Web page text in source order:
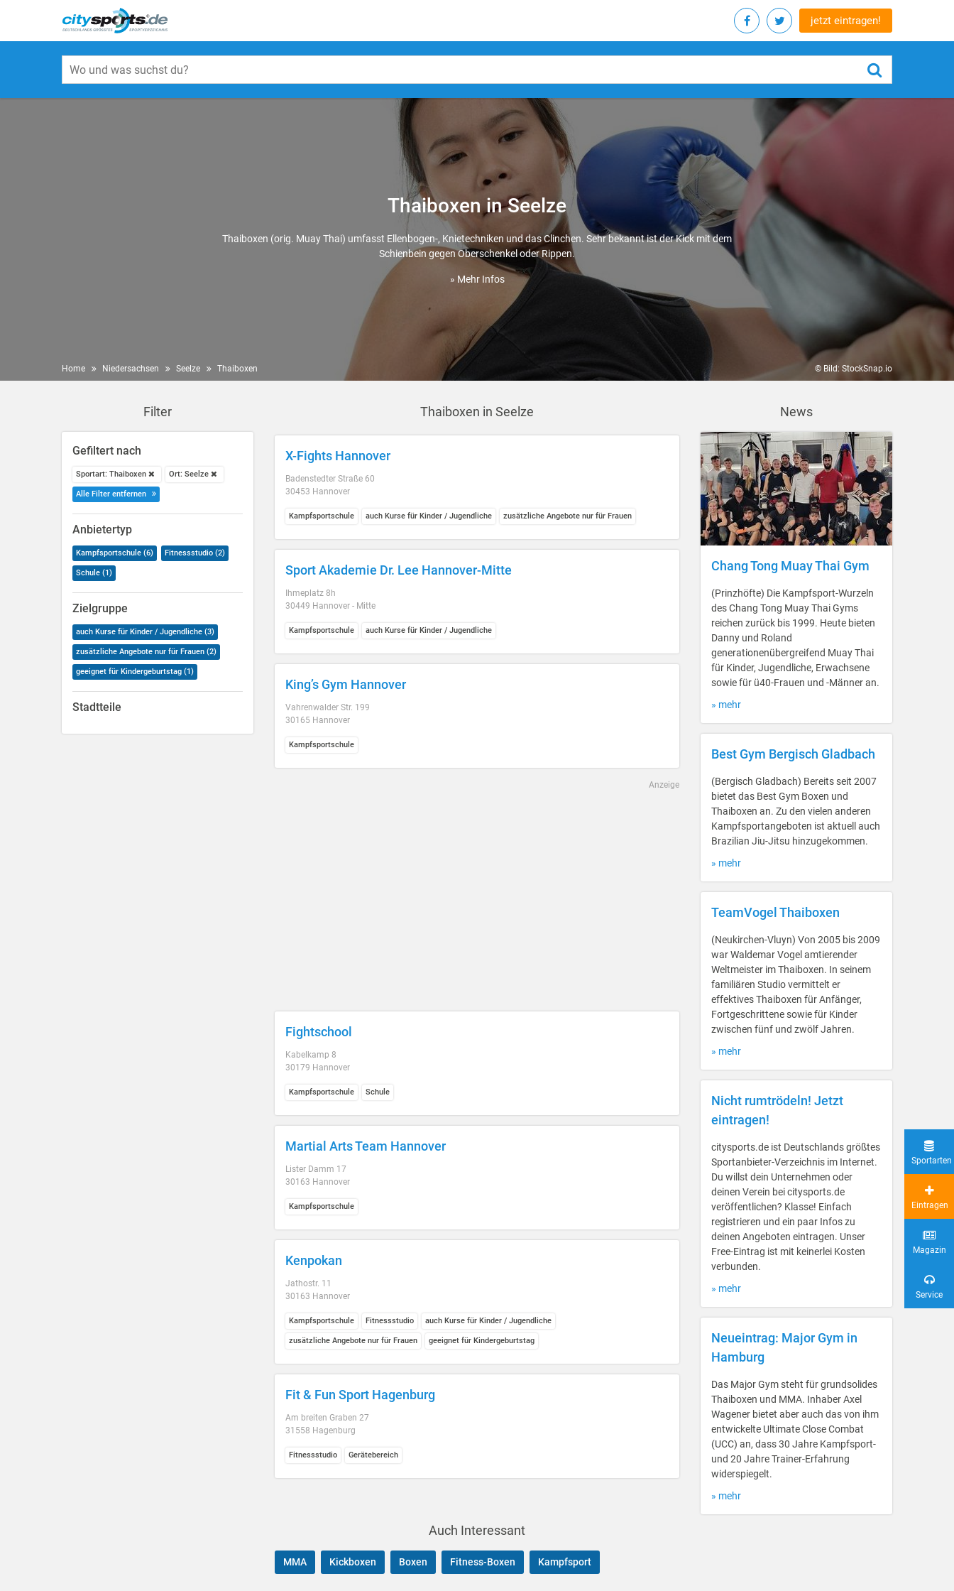
jetzt eintragen!
Thaiboxen in Seelze
Thaiboxen (orig. Muay Thai) umfasst Ellenbogen-, Knietechniken und das Clinchen. Sehr bekannt ist der Kick mit dem
Schienbein gegen Oberschenkel oder Rippen.
» Mehr Infos
Home Niedersachsen Seelze Thaiboxen © Bild: StockSnap.io
Filter
Gefiltert nach
Sportart: Thaiboxen Ort: Seelze
Alle Filter entfernen
Anbietertyp
Kampfsportschule (6) Fitnessstudio (2)
Schule (1)
Zielgruppe
auch Kurse für Kinder / Jugendliche (3)
zusätzliche Angebote nur für Frauen (2)
geeignet für Kindergeburtstag (1)
Stadtteile
Thaiboxen in Seelze
X-Fights Hannover
Badenstedter Straße 60
30453 Hannover
Kampfsportschule auch Kurse für Kinder / Jugendliche zusätzliche Angebote nur für Frauen
Sport Akademie Dr. Lee Hannover-Mitte
Ihmeplatz 8h
30449 Hannover - Mitte
Kampfsportschule auch Kurse für Kinder / Jugendliche
King’s Gym Hannover
Vahrenwalder Str. 199
30165 Hannover
Kampfsportschule
Anzeige
Fightschool
Kabelkamp 8
30179 Hannover
Kampfsportschule Schule
Martial Arts Team Hannover
Lister Damm 17
30163 Hannover
Kampfsportschule
Kenpokan
Jathostr. 11
30163 Hannover
Kampfsportschule Fitnessstudio auch Kurse für Kinder / Jugendliche
zusätzliche Angebote nur für Frauen geeignet für Kindergeburtstag
Fit & Fun Sport Hagenburg
Am breiten Graben 27
31558 Hagenburg
Fitnessstudio Gerätebereich
Auch Interessant
MMA Kickboxen Boxen Fitness-Boxen Kampfsport
News
Chang Tong Muay Thai Gym
(Prinzhöfte) Die Kampfsport-Wurzeln
des Chang Tong Muay Thai Gyms
reichen zurück bis 1999. Heute bieten
Danny und Roland
generationenübergreifend Muay Thai
für Kinder, Jugendliche, Erwachsene
sowie für ü40-Frauen und -Männer an.
» mehr
Best Gym Bergisch Gladbach
(Bergisch Gladbach) Bereits seit 2007
bietet das Best Gym Boxen und
Thaiboxen an. Zu den vielen anderen
Kampfsportangeboten ist aktuell auch
Brazilian Jiu-Jitsu hinzugekommen.
» mehr
TeamVogel Thaiboxen
(Neukirchen-Vluyn) Von 2005 bis 2009
war Waldemar Vogel amtierender
Weltmeister im Thaiboxen. In seinem
familiären Studio vermittelt er
effektives Thaiboxen für Anfänger,
Fortgeschrittene sowie für Kinder
zwischen fünf und zwölf Jahren.
» mehr
Nicht rumtrödeln! Jetzt
eintragen!
citysports.de ist Deutschlands größtes
Sportanbieter-Verzeichnis im Internet.
Du willst dein Unternehmen oder
deinen Verein bei citysports.de
veröffentlichen? Klasse! Einfach
registrieren und ein paar Infos zu
deinen Angeboten eintragen. Unser
Free-Eintrag ist mit keinerlei Kosten
verbunden.
» mehr
Neueintrag: Major Gym in
Hamburg
Das Major Gym steht für grundsolides
Thaiboxen und MMA. Inhaber Axel
Wagener bietet aber auch das von ihm
entwickelte Ultimate Close Combat
(UCC) an, dass 30 Jahre Kampfsport-
und 20 Jahre Trainer-Erfahrung
widerspiegelt.
» mehr
Sportarten
Eintragen
Magazin
Service